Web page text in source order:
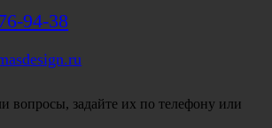
94-38
вопросы, задайте их по телефону или